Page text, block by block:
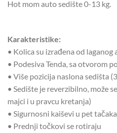
Hot mom auto sedište 0-13 kg.
Karakteristike:
• Kolica su izrađena od
• Podesiva Tenda, sa otvorom
• Više pozicija naslona sedišta
• Sedište je reverzibilno, može
majci i u pravcu kretanja)
• Sigurnosni kaiševi u pet
• Prednji točkovi se rotiraju